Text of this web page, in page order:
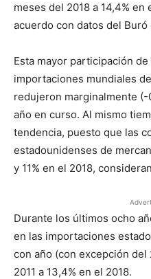
meses del 2018 a 14,4%
acuerdo con datos del Buró
Esta mayor participación
importaciones mundiales
redujeron marginalmente (-
año en curso. Al mismo
tendencia, puesto que las
estadounidenses de
y 11% en el 2018,
Durante los últimos ocho
en las importaciones
con año (con excepción del
2011 a 13,4% en el 2018.